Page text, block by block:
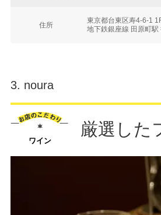
住所
東京都台東区寿4-6-1
地下鉄銀座線 田原町駅
3. noura
ワイン
厳選した